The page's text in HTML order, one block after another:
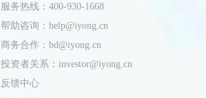
服务热线：400-930-1668
帮助咨询：help@iyong.cn
商务合作：bd@iyong.cn
投资者关系：investor@iyong.cn
反馈中心